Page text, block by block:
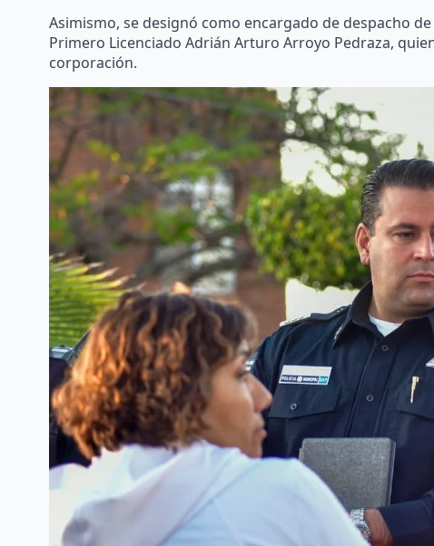
Asimismo, se designó como encargado de despacho
Primero Licenciado Adrián Arturo Arroyo Pedraza,
corporación.